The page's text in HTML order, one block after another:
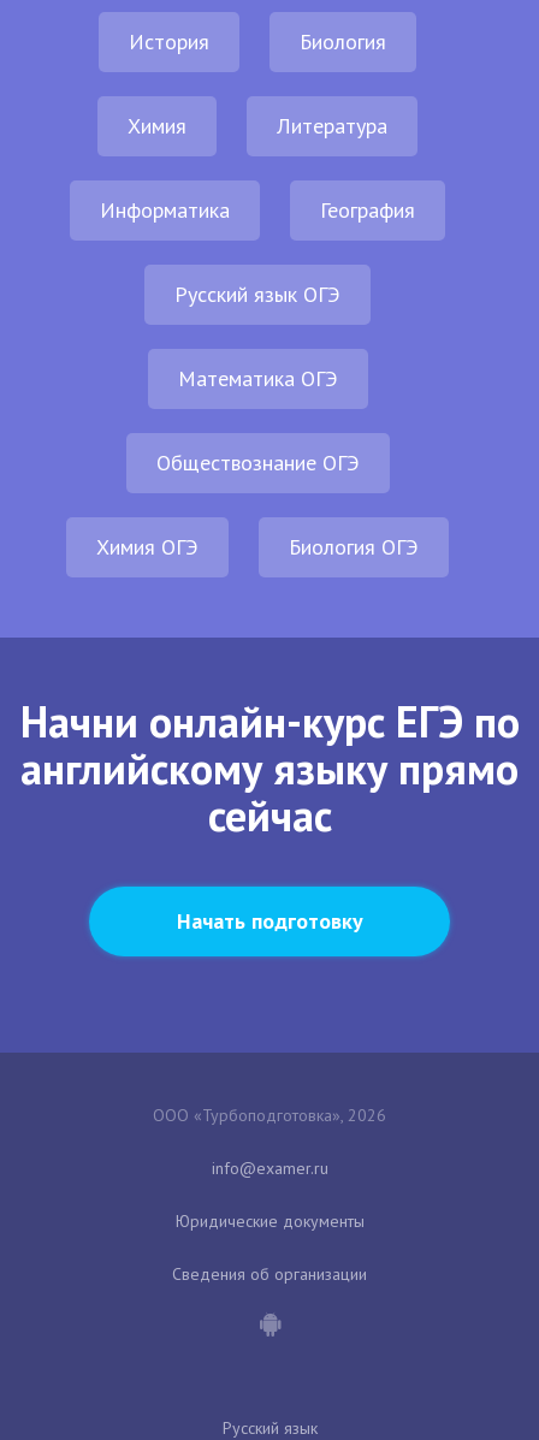
История Биология
Химия Литература
Информатика География
Русский язык ОГЭ
Математика ОГЭ
Обществознание ОГЭ
Химия ОГЭ Биология ОГЭ
Начни онлайн-курс ЕГЭ по
английскому языку прямо
сейчас
Начать подготовку
ООО «Турбоподготовка», 2026
Юридические документы
Сведения об организации
Русский язык